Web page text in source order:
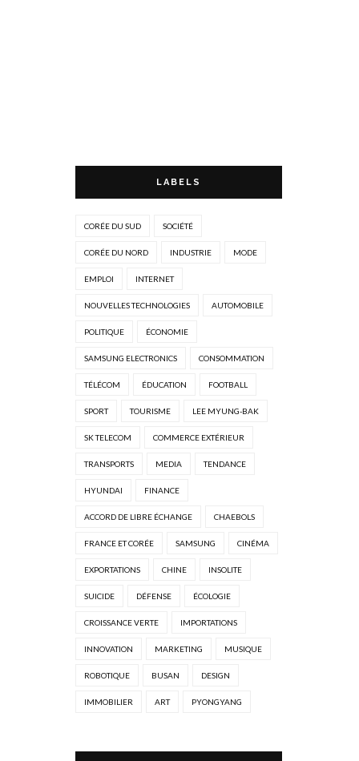
LABELS
CORÉE DU SUD SOCIÉTÉ
CORÉE DU NORD INDUSTRIE MODE
EMPLOI INTERNET
NOUVELLES TECHNOLOGIES AUTOMOBILE
POLITIQUE ÉCONOMIE
SAMSUNG ELECTRONICS CONSOMMATION
TÉLÉCOM ÉDUCATION FOOTBALL
SPORT TOURISME LEE MYUNG-BAK
SK TELECOM COMMERCE EXTÉRIEUR
TRANSPORTS MEDIA TENDANCE
HYUNDAI FINANCE
ACCORD DE LIBRE ÉCHANGE CHAEBOLS
FRANCE ET CORÉE SAMSUNG CINÉMA
EXPORTATIONS CHINE INSOLITE
SUICIDE DÉFENSE ÉCOLOGIE
CROISSANCE VERTE IMPORTATIONS
INNOVATION MARKETING MUSIQUE
ROBOTIQUE BUSAN DESIGN
IMMOBILIER ART PYONGYANG